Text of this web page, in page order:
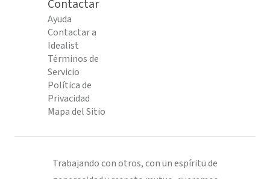
Contactar
Ayuda
Contactar a
Idealist
Términos de
Servicio
Política de
Privacidad
Mapa del Sitio
Trabajando con otros, con un espíritu de